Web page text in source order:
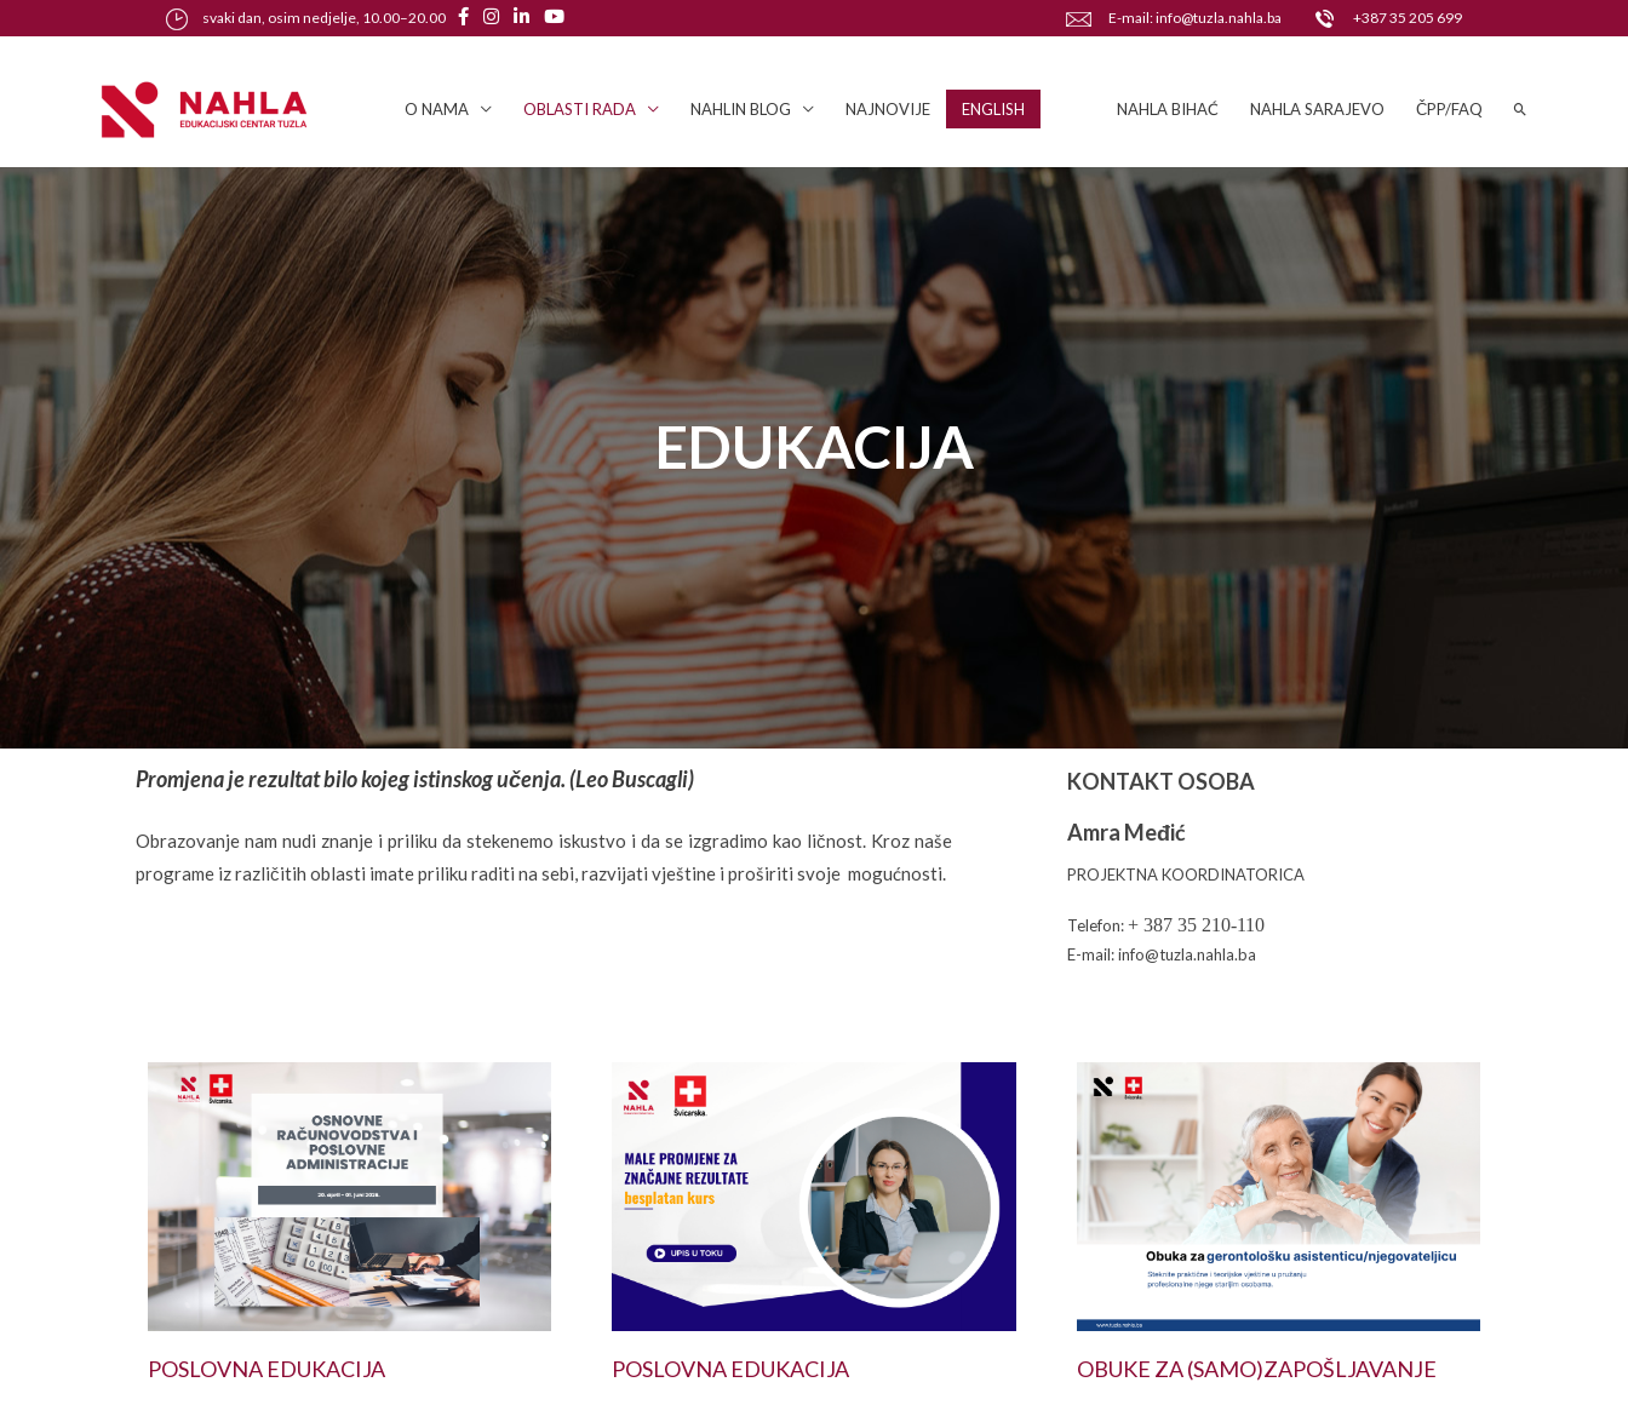
svaki dan, osim nedjelje, 10.00–20.00 E-mail: info@tuzla.nahla.ba +387 35 205 699
O NAMA OBLASTI RADA NAHLIN BLOG NAJNOVIJE ENGLISH NAHLA BIHAĆ NAHLA SARAJEVO ČPP/FAQ
EDUKACIJA
Promjena je rezultat bilo kojeg istinskog učenja. (Leo Buscagli)
Obrazovanje nam nudi znanje i priliku da stekenemo iskustvo i da se izgradimo kao ličnost. Kroz naše
programe iz različitih oblasti imate priliku raditi na sebi, razvijati vještine i proširiti svoje mogućnosti.
KONTAKT OSOBA
Amra Međić
PROJEKTNA KOORDINATORICA
Telefon:+ 387 35 210-110
E-mail: info@tuzla.nahla.ba
POSLOVNA EDUKACIJA
POSLOVNA EDUKACIJA
OBUKE ZA (SAMO)ZAPOŠLJAVANJE